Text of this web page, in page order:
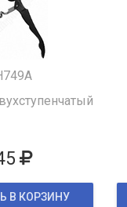
В КОРЗИНУ